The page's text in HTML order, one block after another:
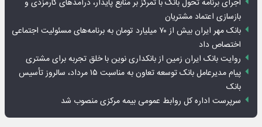
بازسازی اعتماد مشتریان
بانک مهر ایران بیش از ۷۰ میلیارد تومان به برنامه‌های مسئولیت اجتماعی
اختصاص داد
روایت بانک ایران زمین از بانکداری نوین با خلق تجربه برای مشتری
پیام مدیرعامل بانک توسعه تعاون به مناسبت ۱۵ مرداد، سالروز تأسیس
بانک
سرپرست اداره کل روابط عمومی بیمه مرکزی منصوب شد